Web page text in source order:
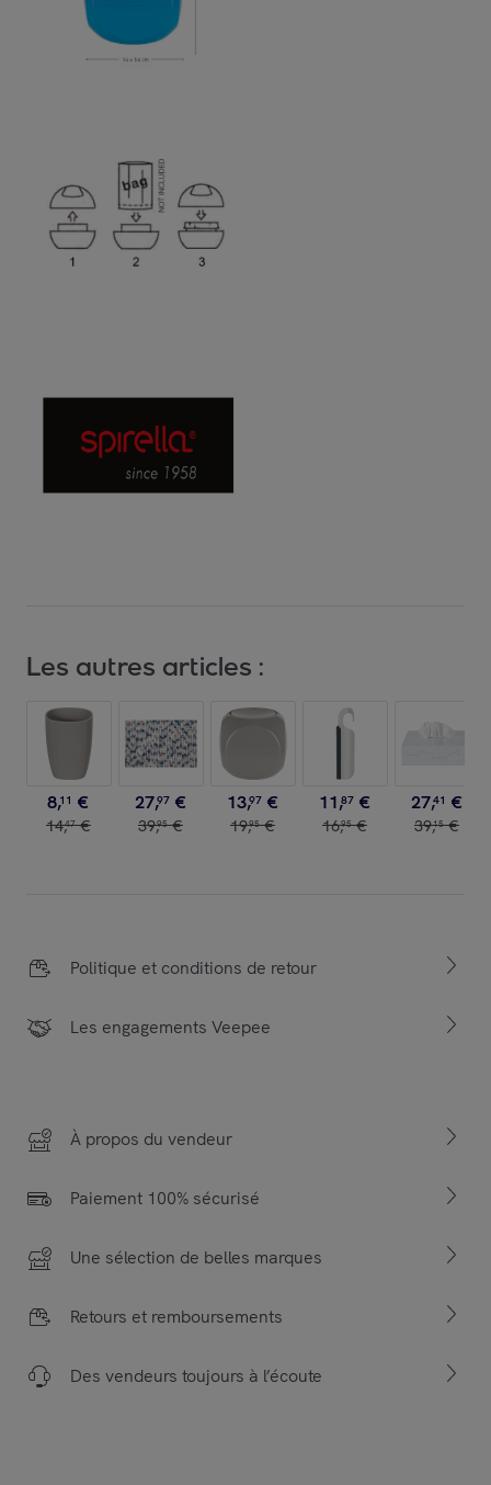
Les autres articles :
8,11 €
14,47 €
27,97 €
39,95 €
13,97 €
19,95 €
11,87 €
16,95 €
27,41 €
39,15 €
Politique et conditions de retour
Les engagements Veepee
À propos du vendeur
Paiement 100% sécurisé
Une sélection de belles marques
Retours et remboursements
Des vendeurs toujours à l’écoute